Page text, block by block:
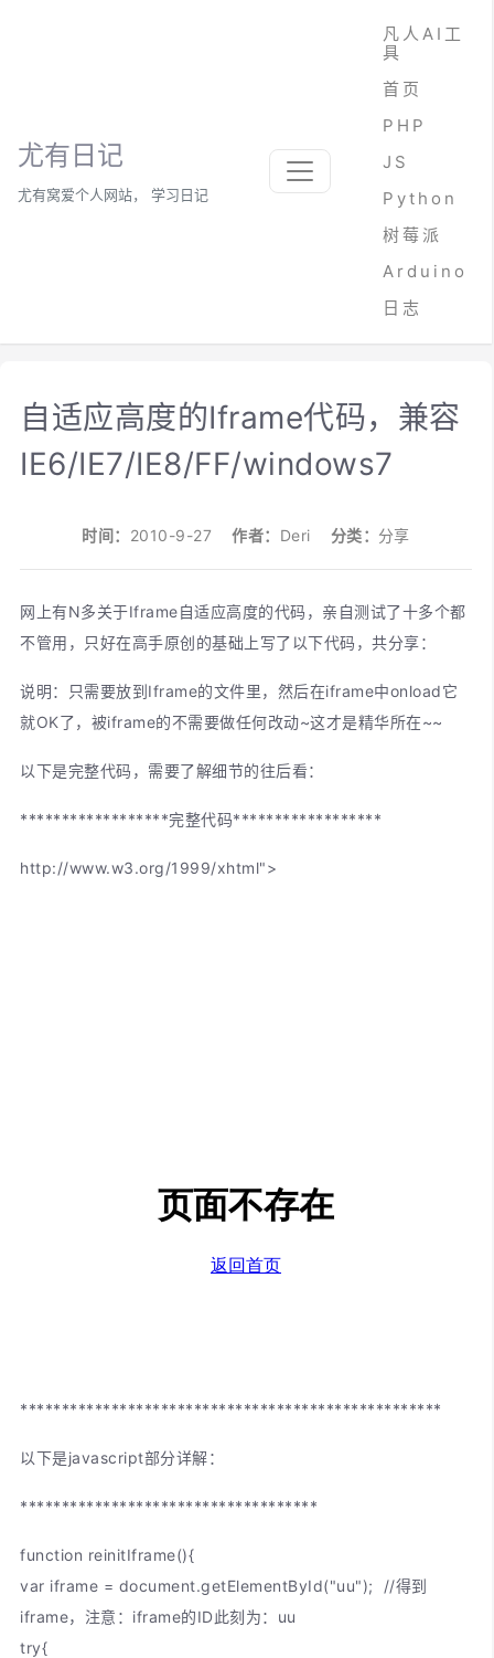
尤有日记
尤有窝爱个人网站， 学习日记
凡人AI工
具
首页
PHP
JS
Python
树莓派
Arduino
日志
自适应高度的Iframe代码，兼容
IE6/IE7/IE8/FF/windows7
时间： 2010-9-27作者： Deri 分类： 分享
网上有N多关于Iframe自适应高度的代码，亲自测试了十多个都
不管用，只好在高手原创的基础上写了以下代码，共分享：
说明：只需要放到Iframe的文件里，然后在iframe中onload它
就OK了，被iframe的不需要做任何改动~这才是精华所在~~
以下是完整代码，需要了解细节的往后看：
******************完整代码******************
http://www.w3.org/1999/xhtml">
***************************************************
以下是javascript部分详解：
************************************
function reinitIframe(){
var iframe = document.getElementById("uu"); //得到
iframe，注意：iframe的ID此刻为：uu
try{